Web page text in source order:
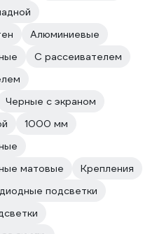
Алюминиевые
С рассеивателем
Черные с экраном
1000 мм
матовые
Крепления
подсветки